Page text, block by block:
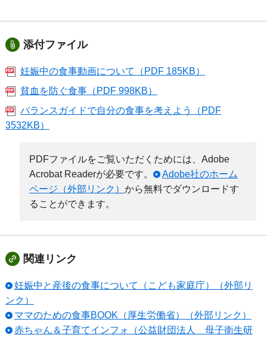
添付ファイル
妊娠中の食事動画について（PDF 185KB）
貧血を防ぐ食事（PDF 998KB）
バランスガイドで自分の食事を考えよう（PDF
3532KB）
PDFファイルをご覧いただくためには、Adobe
Acrobat Readerが必要です。
Adobe社のホーム
ページ（外部リンク） から無料でダウンロードす
ることができます。
関連リンク
妊娠中と産後の食事について（こども家庭庁）（外部リ
ンク）
ママのための食事BOOK（厚生労働省）（外部リンク）
赤ちゃん＆子育てインフォ（公益財団法人 母子衛生研